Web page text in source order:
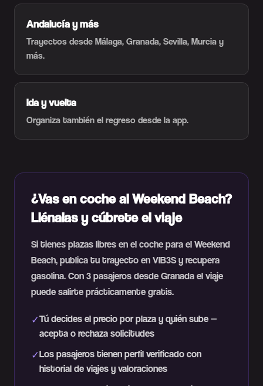
Andalucía y más
Trayectos desde Málaga, Granada, Sevilla, Murcia y
más.
Ida y vuelta
Organiza también el regreso desde la app.
¿Vas en coche al Weekend Beach?
Llénalas y cúbrete el viaje
Si tienes plazas libres en el coche para el Weekend
Beach, publica tu trayecto en VIB3S y recupera
gasolina. Con 3 pasajeros desde Granada el viaje
puede salirte prácticamente gratis.
✓Tú decides el precio por plaza y quién sube —
acepta o rechaza solicitudes
✓Los pasajeros tienen perfil verificado con
historial de viajes y valoraciones